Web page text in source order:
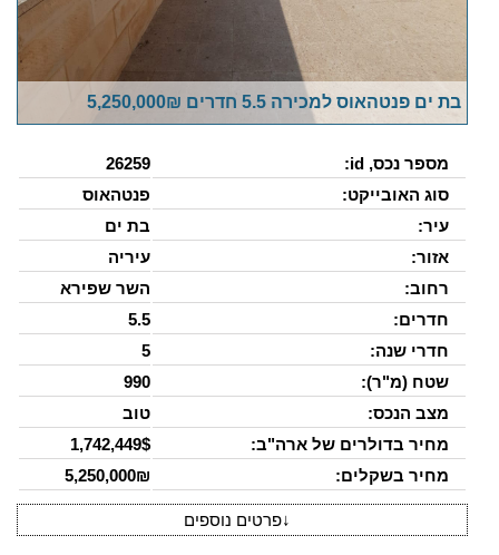
בת ים פנטהאוס למכירה 5.5 חדרים 5,250,000₪
מספר נכס, id:
26259
סוג האובייקט:
פנטהאוס
עיר:
בת ים
אזור:
עיריה
רחוב:
השר שפירא
חדרים:
5.5
חדרי שנה:
5
שטח (מ"ר):
990
מצב הנכס:
טוב
מחיר בדולרים של ארה"ב:
1,742,449$
מחיר בשקלים:
5,250,000₪
↓פרטים נוספים